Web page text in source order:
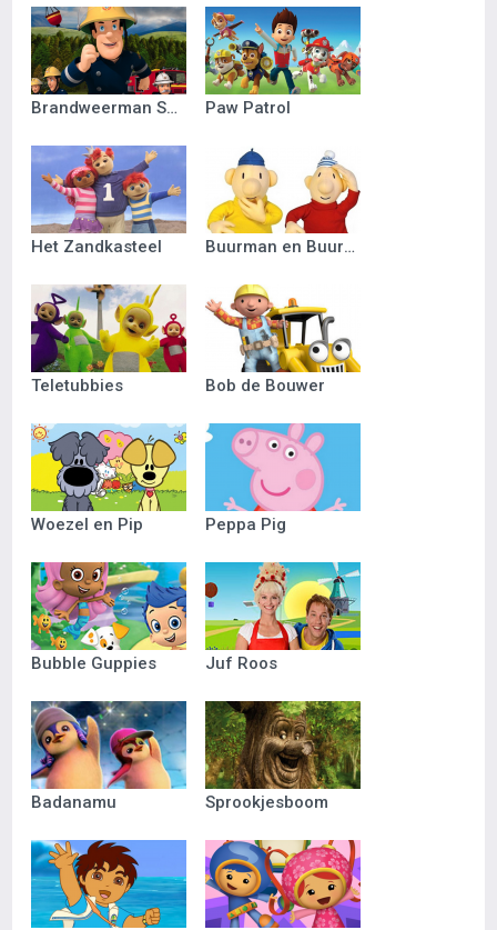
Brandweerman Sam Paw Patrol
Het Zandkasteel Buurman en Buurman
Teletubbies Bob de Bouwer
Woezel en Pip Peppa Pig
Bubble Guppies Juf Roos
Badanamu Sprookjesboom